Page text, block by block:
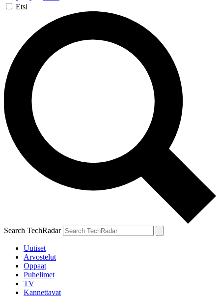
Etsi
Search TechRadar
Uutiset
Arvostelut
Oppaat
Puhelimet
TV
Kannettavat